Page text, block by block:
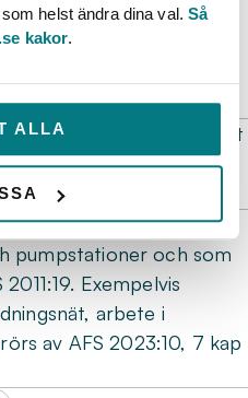
helst ändra dina val.Så
kakor.
ALLA
vid räddning
kunskaper inom området
fortsättningett naturligt
i exempelvis
pumpstationer och som
Exempelvis
arbete i
av AFS 2023:10, 7 kap